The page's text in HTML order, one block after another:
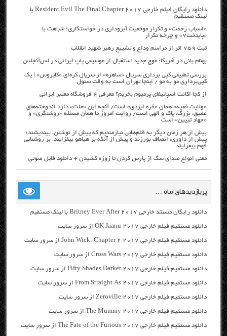
دانلود رایگان فیلم خارجی Resident Evil The Final Chapter 2017 با
لینک مستقیم
«اسباب زحمت» و تکرار موقعیت آبروداری در خواستگاری؛ شباهت با
«پایتخت۷» و چرخه تکرار
ثبت ۷۵۹ اثر از مراسم وداع و تشییع رهبر شهید انقلاب
بهنام بانی در آمریکا: موج جدید استقبال از موسیقی پاپ ایرانی در لس‌آنجلس
بررسی تطبیقی کپی برداری سریال «ساهره» از سریال کره‌ای «کایروس» | یک
کپی‌برداری مو به مو / اینجا تهران است به وقت سئول
از کجا اکانت اسپاتیفای پرمیوم بخریم؟ معرفی ۴ فروشگاه معتبر ایرانی
«ولایت فقیه» همان «فره ایزدی» است/ آنچه این «ملت» دارد اندوخته‌های
عمیق، بزرگ، پاک و الهی است/ روایت امروز ما همان مسئله «روشنگری» و
«جهاد تبیین» است
بیش از هر زمان دیگر به قلم‌هایی نیازمندیم که پیش از نوشتن، بیندیشند؛
پیش از داوری، انصاف بورزند و پیش از آنکه بر هیاهو بیفزایند، بر روشنایی
فهم بیفزایند
معنی انواع صدای سگ از پارس کردن تا زوزه کشیدن + دانلود فایل صوتی
پربازدیدهای ماه …
دانلود رایگان مسنتد خارجی Britney Ever After 2017 با لینک مستقیم
دانلود مستقیم فیلم خارجی OK Jaanu 2017 از سرور سایت
دانلود مستقیم فیلم خارجی John Wick: Chapter 2 2017 از سرور سایت
دانلود مستقیم فیلم خارجی Cross Wars 2017 از سرور سایت
دانلود مستقیم فیلم خارجی Fifty Shades Darker 2017 از سرور سایت
دانلود مستقیم فیلم خارجی From Straight As 2017 از سرور سایت
دانلود مستقیم فیلم خارجی Zeroville 2017 از سرور سایت
دانلود مستقیم فیلم خارجی The Mummy 2017 از سرور سایت
دانلود مستقیم فیلم خارجی The Fate of the Furious 2017 از سرور سایت